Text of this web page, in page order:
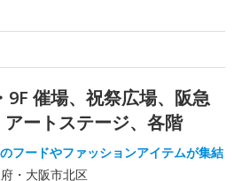
9F 催場、祝祭広場、阪急
ートステージ、各階
フードやファッションアイテムが集結
・大阪市北区